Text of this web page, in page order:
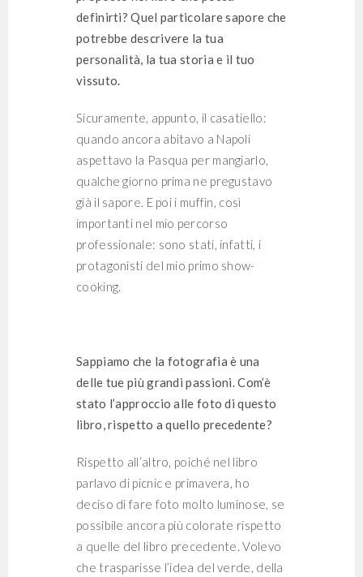
definirti? Quel particolare sapore che
potrebbe descrivere la tua
personalità, la tua storia e il tuo
vissuto.
Sicuramente, appunto, il casatiello:
quando ancora abitavo a Napoli
aspettavo la Pasqua per mangiarlo,
qualche giorno prima ne pregustavo
già il sapore. E poi i muffin, così
importanti nel mio percorso
professionale: sono stati, infatti, i
protagonisti del mio primo show-
cooking.
Sappiamo che la fotografia è una
delle tue più grandi passioni. Com’è
stato l’approccio alle foto di questo
libro, rispetto a quello precedente?
Rispetto all’altro, poiché nel libro
parlavo di picnic e primavera, ho
deciso di fare foto molto luminose, se
possibile ancora più colorate rispetto
a quelle del libro precedente. Volevo
che trasparisse l’idea del verde, della